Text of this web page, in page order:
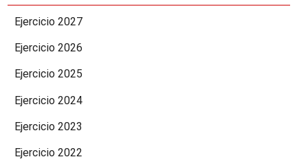
Ejercicio 2027
Ejercicio 2026
Ejercicio 2025
Ejercicio 2024
Ejercicio 2023
Ejercicio 2022